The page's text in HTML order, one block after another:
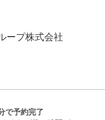
ープ株式会社
で予約完了